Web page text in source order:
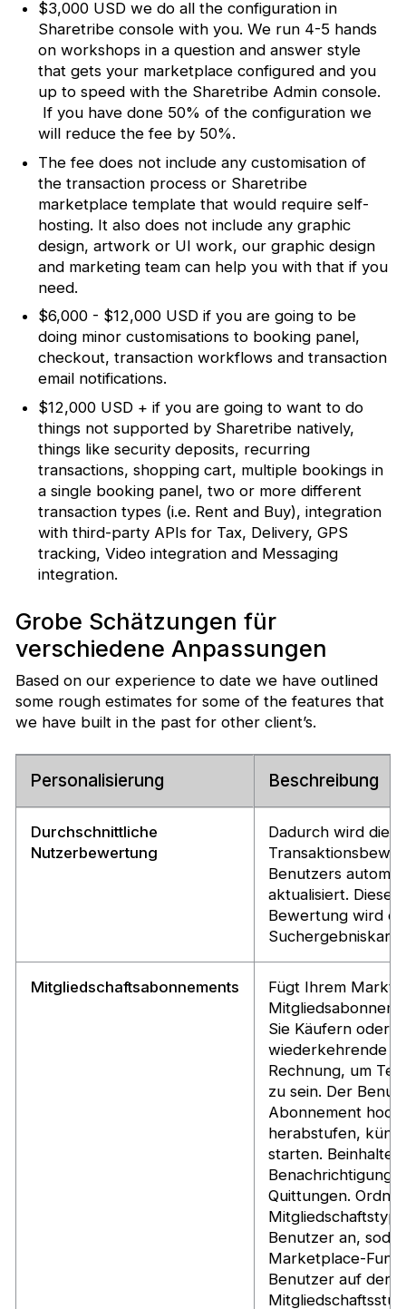
$3,000 USD we do all the configuration in
Sharetribe console with you. We run 4-5 hands
on workshops in a question and answer style
that gets your marketplace configured and you
up to speed with the Sharetribe Admin console.
If you have done 50% of the configuration we
will reduce the fee by 50%.
The fee does not include any customisation of
the transaction process or Sharetribe
marketplace template that would require self-
hosting. It also does not include any graphic
design, artwork or UI work, our graphic design
and marketing team can help you with that if you
need.
$6,000 - $12,000 USD if you are going to be
doing minor customisations to booking panel,
checkout, transaction workflows and transaction
email notifications.
$12,000 USD + if you are going to want to do
things not supported by Sharetribe natively,
things like security deposits, recurring
transactions, shopping cart, multiple bookings in
a single booking panel, two or more different
transaction types (i.e. Rent and Buy), integration
with third-party APIs for Tax, Delivery, GPS
tracking, Video integration and Messaging
integration.
Grobe Schätzungen für
verschiedene Anpassungen
Based on our experience to date we have outlined
some rough estimates for some of the features that
we have built in the past for other client’s.
Personalisierung Beschreibung
Durchschnittliche
Nutzerbewertung
Dadurch wird die
Benutzers
aktualisiert. Diese
Bewertung wird
Mitgliedschaftsabonnements
Fügt Ihrem
Sie Käufern oder
wiederkehrende
Rechnung, um
zu sein. Der
Abonnement
herabstufen,
starten. Beinhaltet
Quittungen.
Benutzer an,
Marketplace-
Benutzer auf der